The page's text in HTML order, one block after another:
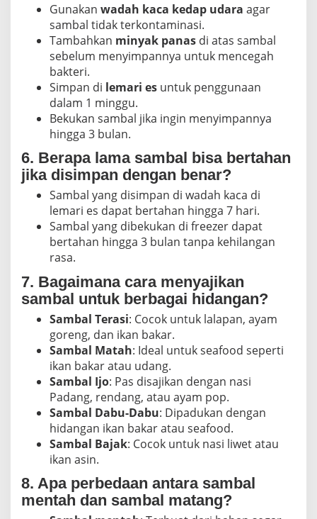
Gunakan wadah kaca kedap udara agar
sambal tidak terkontaminasi.
Tambahkan minyak panas di atas sambal
sebelum menyimpannya untuk mencegah
bakteri.
Simpan di lemari es untuk penggunaan
dalam 1 minggu.
Bekukan sambal jika ingin menyimpannya
hingga 3 bulan.
6. Berapa lama sambal bisa bertahan
jika disimpan dengan benar?
Sambal yang disimpan di wadah kaca di
lemari es dapat bertahan hingga 7 hari.
Sambal yang dibekukan di freezer dapat
bertahan hingga 3 bulan tanpa kehilangan
rasa.
7. Bagaimana cara menyajikan
sambal untuk berbagai hidangan?
Sambal Terasi: Cocok untuk lalapan, ayam
goreng, dan ikan bakar.
Sambal Matah: Ideal untuk seafood seperti
ikan bakar atau udang.
Sambal Ijo: Pas disajikan dengan nasi
Padang, rendang, atau ayam pop.
Sambal Dabu-Dabu: Dipadukan dengan
hidangan ikan bakar atau seafood.
Sambal Bajak: Cocok untuk nasi liwet atau
ikan asin.
8. Apa perbedaan antara sambal
mentah dan sambal matang?